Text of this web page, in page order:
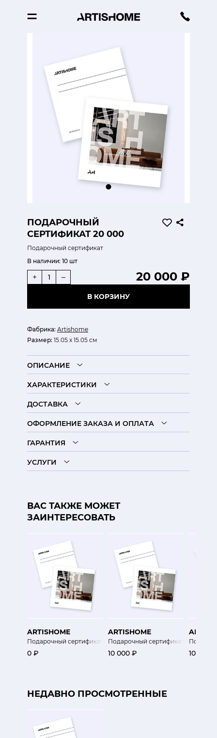
ПОДАРОЧНЫЙ
СЕРТИФИКАТ 20 000
Подарочный сертификат
Фабрика: Artishome
Размер: 15.05 x 15.05 см
В наличии: 10 шт
20 000 ₽
+ –
В КОРЗИНУ
ОПИСАНИЕ
ХАРАКТЕРИСТИКИ
ДОСТАВКА
ОФОРМЛЕНИЕ ЗАКАЗА И ОПЛАТА
ГАРАНТИЯ
УСЛУГИ
ВАС ТАКЖЕ МОЖЕТ
ЗАИНТЕРЕСОВАТЬ
ARTISHOME
Подарочный сертификат
0 ₽
ARTISHOME
Подарочный сертификат
10 000 ₽ 100
НЕДАВНО ПРОСМОТРЕННЫЕ